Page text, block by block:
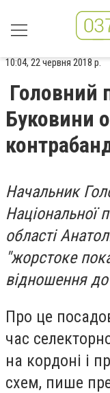
10:04, 22 червня 2018 р.
Головний
Буковини
Начальник
Національної
області
"жорстоке
відношення
Про це
час
на кордоні і
схем, пише